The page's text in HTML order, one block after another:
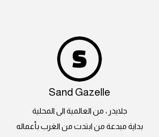
Sand Gazelle
جلايدر ، من العالمية الى المحلية
بداية مبدعة من ابتدت من الغرب بأعماله